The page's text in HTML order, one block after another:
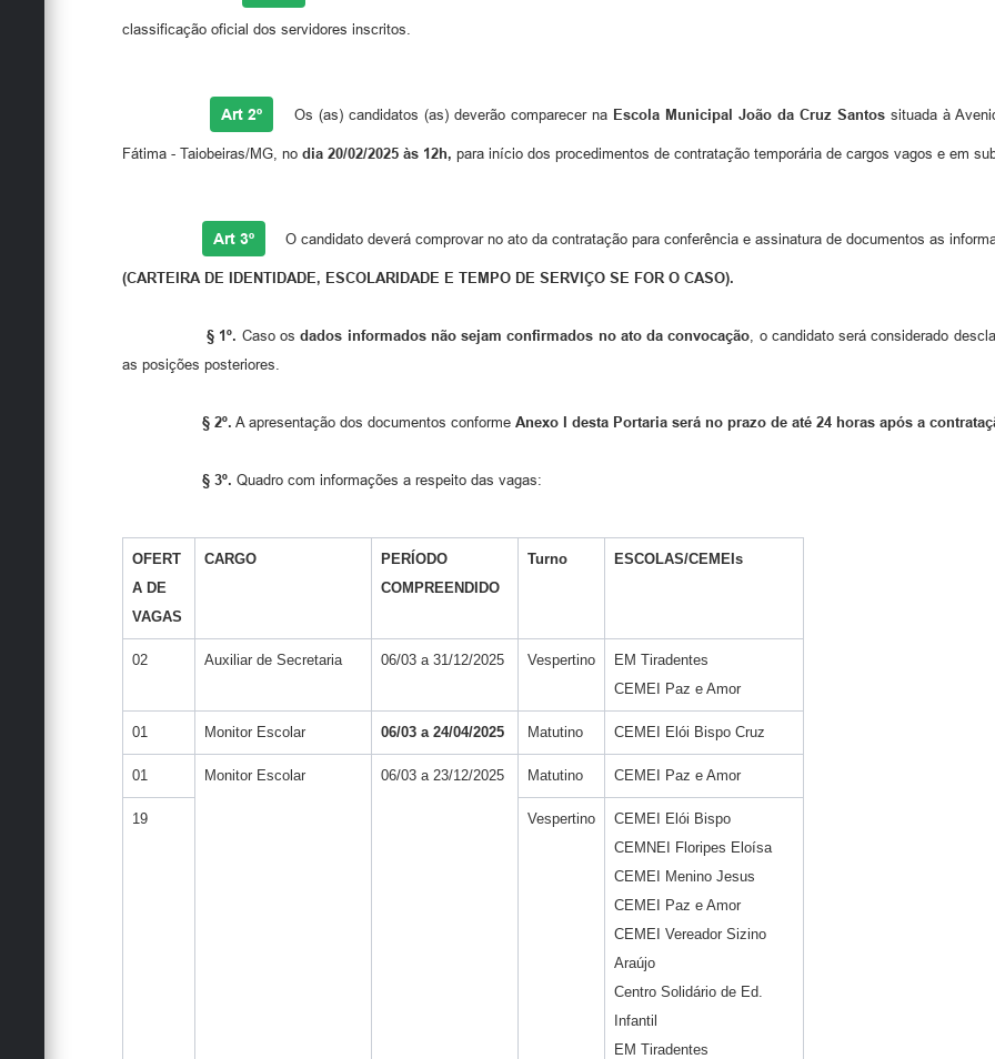
classificação oficial dos servidores inscritos.
Art 2º Os (as) candidatos (as) deverão comparecer na Escola Municipal João da Cruz Santossituada à
Fátima - Taiobeiras/MG, no dia 20/02/2025 às 12h, para início dos procedimentos de contratação temporária de cargos vagos e em
Art 3º O candidato deverá comprovar no ato da contratação para conferência e assinatura de documentos as
(CARTEIRA DE IDENTIDADE, ESCOLARIDADE E TEMPO DE SERVIÇO SE FOR O CASO).
§ 1º. Caso osdados informados não sejam confirmados no ato da convocação , o candidato será considerado
as posições posteriores.
§ 2º. A apresentação dos documentos conforme Anexo I desta Portaria será no prazo de até 24 horas após a
§ 3º. Quadro com informações a respeito das vagas:
OFERT
A DE
VAGAS
CARGO
PERÍODO
COMPREENDIDO
Turno ESCOLAS/CEMEIs
02 Auxiliar de Secretaria 06/03 a 31/12/2025 Vespertino
EM Tiradentes
CEMEI Paz e Amor
01 Monitor Escolar 06/03 a 24/04/2025 Matutino CEMEI Elói Bispo Cruz
01 Monitor Escolar 06/03 a 23/12/2025 Matutino CEMEI Paz e Amor
19 Vespertino
CEMEI Elói Bispo
CEMNEI Floripes Eloísa
CEMEI Menino Jesus
CEMEI Paz e Amor
CEMEI Vereador Sizino
Araújo
Centro Solidário de Ed.
Infantil
EM Tiradentes